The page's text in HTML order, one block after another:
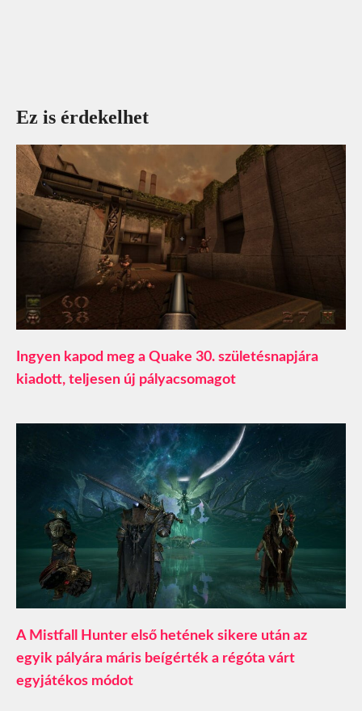
Ez is érdekelhet
Ingyen kapod meg a Quake 30. születésnapjára
kiadott, teljesen új pályacsomagot
A Mistfall Hunter első hetének sikere után az
egyik pályára máris beígérték a régóta várt
egyjátékos módot